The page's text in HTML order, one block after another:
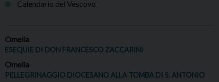
Calendario del Vescovo
Omelia
ESEQUIE DI DON FRANCESCO ZACCARINI
Omelia
PELLEGRINAGGIO DIOCESANO ALLA TOMBA DI S. ANTONIO